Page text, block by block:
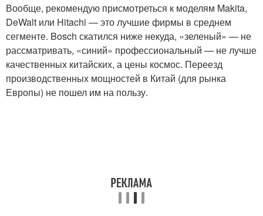
Вообще, рекомендую присмотреться к моделям Makita,
DeWalt или Hitachi — это лучшие фирмы в среднем
сегменте. Bosch скатился ниже некуда, «зеленый» — не
рассматривать, «синий» профессиональный — не лучше
качественных китайских, а цены космос. Переезд
производственных мощностей в Китай (для рынка
Европы) не пошел им на пользу.